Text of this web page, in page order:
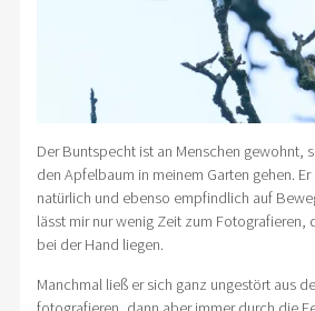
Der Buntspecht ist an Menschen gewohnt,
den Apfelbaum in meinem Garten gehen.
natürlich und ebenso empfindlich auf
lässt mir nur wenig Zeit zum Fotografieren,
bei der Hand liegen.
Manchmal ließ er sich ganz ungestört aus